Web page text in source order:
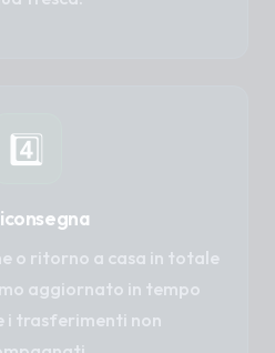
4️⃣
o ritorno a casa in totale
aggiornato in tempo
i trasferimenti non